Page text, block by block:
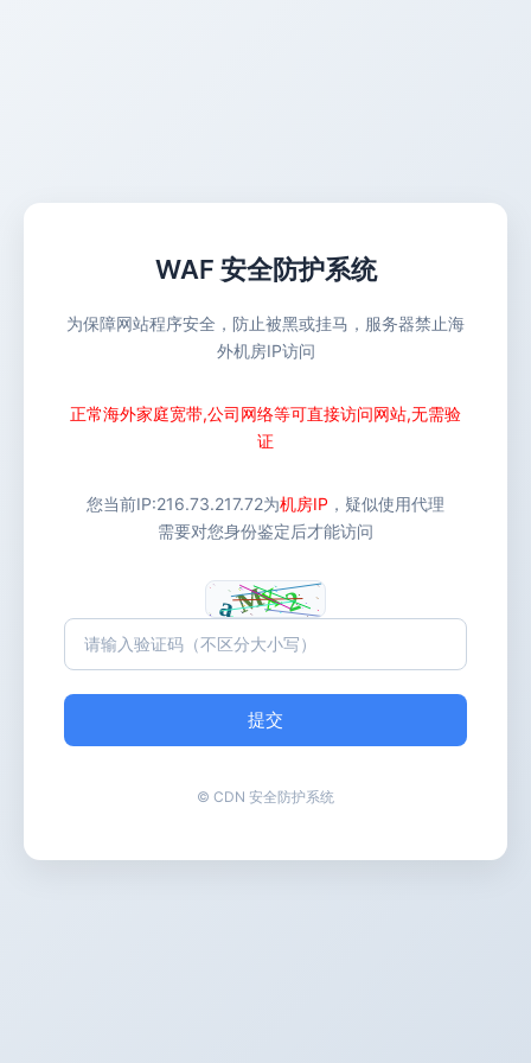
WAF 安全防护系统
为保障网站程序安全，防止被黑或挂马，服务器禁止海
外机房IP访问
正常海外家庭宽带,公司网络等可直接访问网站,无需验
证
您当前IP:216.73.217.72为机房IP ，疑似使用代理
需要对您身份鉴定后才能访问
提交
© CDN 安全防护系统